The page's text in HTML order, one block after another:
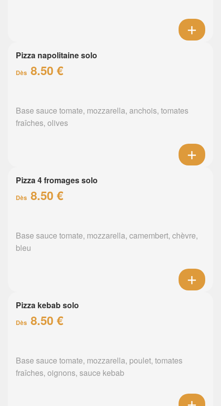
Pizza napolitaine solo
Dès 8.50 €
Base sauce tomate, mozzarella, anchois, tomates
fraîches, olives
Pizza 4 fromages solo
Dès 8.50 €
Base sauce tomate, mozzarella, camembert, chèvre,
bleu
Pizza kebab solo
Dès 8.50 €
Base sauce tomate, mozzarella, poulet, tomates
fraîches, oignons, sauce kebab